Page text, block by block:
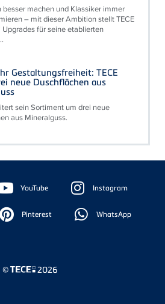
besser machen und Klassiker immer
– mit dieser Ambition stellt TECE
für seine etablierten
Gestaltungsfreiheit: TECE
neue Duschflächen aus
sein Sortiment um drei neue
aus Mineralguss.
YouTube Instagram
Pinterest WhatsApp
© 2026